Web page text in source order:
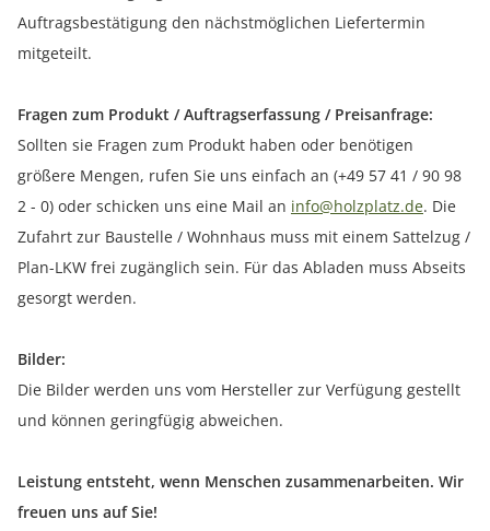
Auftragsbestätigung den nächstmöglichen Liefertermin
mitgeteilt.
Fragen zum Produkt / Auftragserfassung / Preisanfrage:
Sollten sie Fragen zum Produkt haben oder benötigen
größere Mengen, rufen Sie uns einfach an (+49 57 41 / 90 98
2 - 0) oder schicken uns eine Mail an info@holzplatz.de. Die
Zufahrt zur Baustelle / Wohnhaus muss mit einem Sattelzug /
Plan-LKW frei zugänglich sein. Für das Abladen muss Abseits
gesorgt werden.
Bilder:
Die Bilder werden uns vom Hersteller zur Verfügung gestellt
und können geringfügig abweichen.
Leistung entsteht, wenn Menschen zusammenarbeiten. Wir
freuen uns auf Sie!